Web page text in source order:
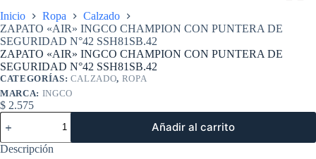
Inicio Ropa
Calzado
ZAPATO «AIR» INGCO CHAMPION CON PUNTERA DE
SEGURIDAD N°42 SSH81SB.42
ZAPATO «AIR» INGCO CHAMPION CON PUNTERA DE
SEGURIDAD N°42 SSH81SB.42
CATEGORÍAS: CALZADO, ROPA
MARCA: INGCO
$ 2.575
ZAPATO
"AIR"
INGCO
CHAMPION
Añadir al carrito
Descripción